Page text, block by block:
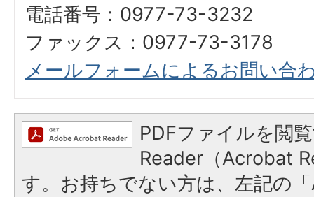
電話番号：0977-73-3232
ファックス：0977-73-3178
メールフォームによるお問い合
PDFファイルを閲
Reader（Acrobat
す。お持ちでない方は、左記の